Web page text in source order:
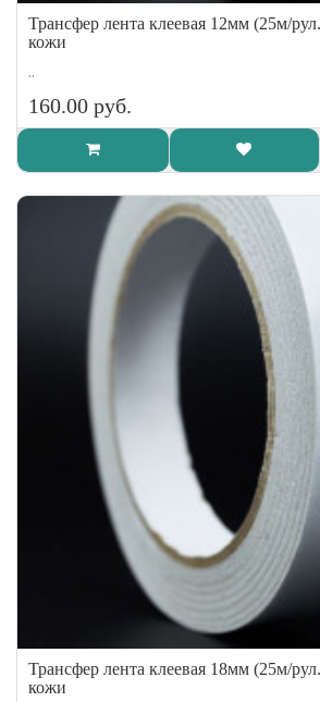
Трансфер лента клеевая 12мм (25м/
кожи
..
160.00 руб.
Трансфер лента клеевая 18мм (25м/
кожи